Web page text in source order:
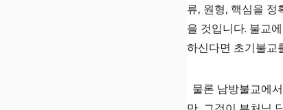
류, 원형, 핵심을
을 것입니다. 불교
하신다면 초기불교
물론 남방불교에